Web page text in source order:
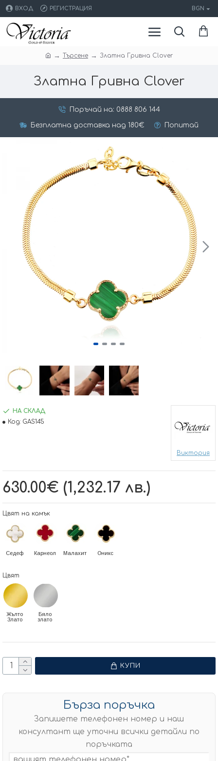
ВХОД РЕГИСТРАЦИЯ BGN
Търсене Златна Гривна Clover
Златна Гривна Clover
Поръчай на: 0888 806 144
Безплатна доставка над 180€ Попитай
630.00€ (1,232.17 лв.)
НА СКЛАД
Код: GAS145
Виктория
Цвят на камък
Седеф Карнеол Малахит Оникс
Цвят
Жълто
Злато
Бяло
злато
КУПИ
Бърза поръчка
Запишете телефонен номер и наш
консултант ще уточни всички детайли по
поръчката